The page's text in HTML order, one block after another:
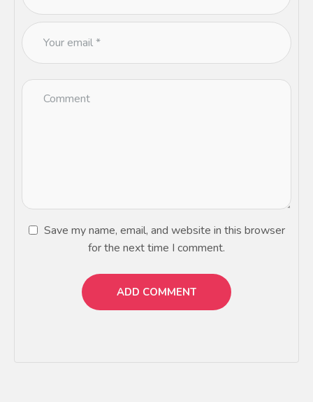
Save my name, email, and website in this browser
for the next time I comment.